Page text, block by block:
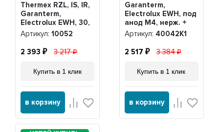
Thermex RZL, IS, IR,
Garanterm,
Electrolux EWH, 30,
50, 80, 100 литров,
10052
Артикул:10052
2 393 3 217
Купить в 1 клик
в корзину
Garanterm,
Electrolux EWH, под
анод М4, нерж. +
прокладка,
40042K1
Артикул: 40042K1
2 517 3 384
Купить в 1 клик
в корзину